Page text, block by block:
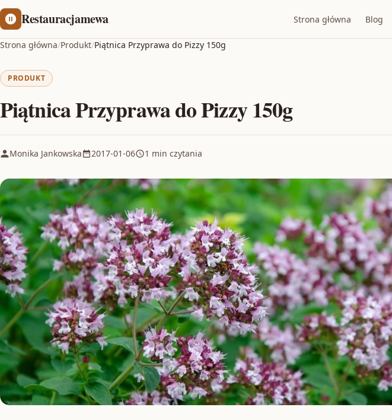
Restauracjamewa Strona główna Blog
Strona główna/Produkt/Piątnica Przyprawa do Pizzy 150g
PRODUKT
Piątnica Przyprawa do Pizzy 150g
Monika Jankowska 2017-01-06 1 min czytania